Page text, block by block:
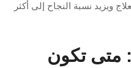
ويزيد نسبة النجاح إلى أكثر
متى تكون